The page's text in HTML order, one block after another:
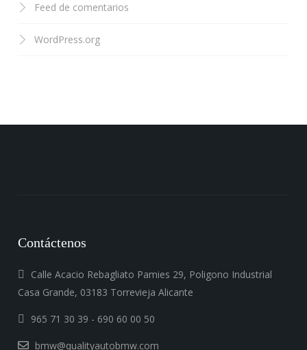
Feed de comentarios
WordPress.org
Contáctenos
Calle Acacio Rebagliato Pamies 29, Poligono Industrial
Casa Grande, 03183 Torrevieja Alicante
965 71 30 39 - 690 60 00 50
bmw@qualityautobmw.com